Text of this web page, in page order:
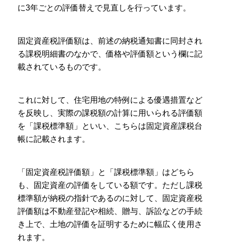
に3年ごとの評価替えで見直しを行っています。
固定資産税評価額は、前述の納税通知書に同封され
る課税明細書のなかで、価格や評価額という欄に記
載されているものです。
これに対して、住宅用地の特例による優遇措置など
を反映し、実際の課税額の計算に用いられる評価額
を「課税標準額」といい、こちらは固定資産課税台
帳に記載されます。
「固定資産税評価額」と「課税標準額」はどちら
も、固定資産の評価をしている額です。ただし課税
標準額が納税の指針であるのに対して、固定資産税
評価額は不動産登記や相続、贈与、訴訟などの手続
き上で、土地の評価を証明するために幅広く使用さ
れます。